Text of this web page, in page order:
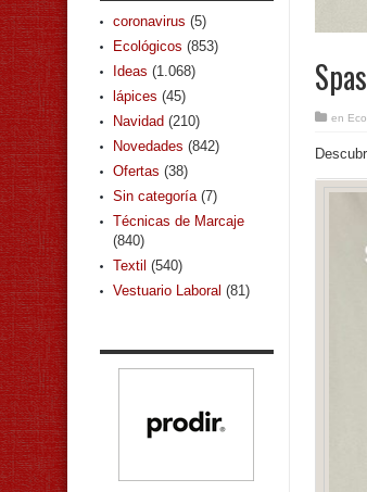
en
coronavirus (5)
Ecológicos (853)
Ideas (1.068)
lápices (45)
Navidad (210)
Novedades (842)
Ofertas (38)
Sin categoría(7)
Técnicas de Marcaje
(840)
Textil (540)
Vestuario Laboral (81)